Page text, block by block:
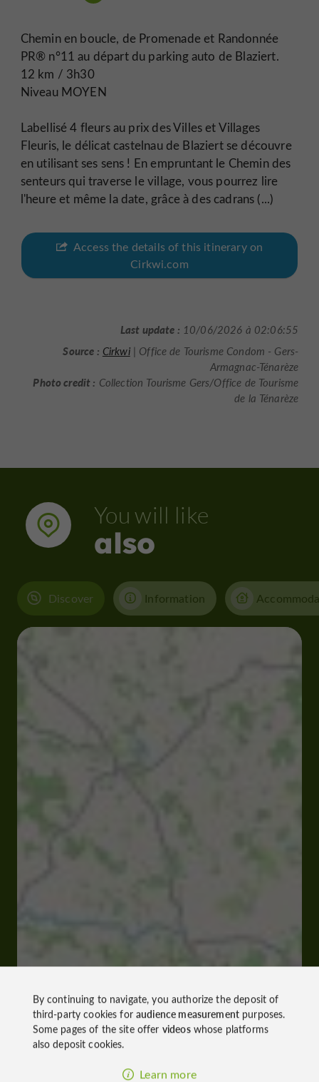
Chemin en boucle, de Promenade et Randonnée
PR® n°11 au départ du parking auto de Blaziert.
12 km / 3h30
Niveau MOYEN
Labellisé 4 fleurs au prix des Villes et Villages
Fleuris, le délicat castelnau de Blaziert se découvre
en utilisant ses sens ! En empruntant le Chemin des
senteurs qui traverse le village, vous pourrez lire
l'heure et même la date, grâce à des cadrans (...)
Access the details of this itinerary on
Cirkwi.com
Last update : 10/06/2026 à 02:06:55
Source : Cirkwi| Office de Tourisme Condom - Gers-
Armagnac-Ténarèze
Photo credit : Collection Tourisme Gers/Office de Tourisme
de la Ténarèze
You will like
also
Discover Information
By continuing to navigate, you authorize the deposit of
third-party cookies foraudience measurementpurposes.
Some pages of the site offer videoswhose platforms
also deposit cookies.
Learn more